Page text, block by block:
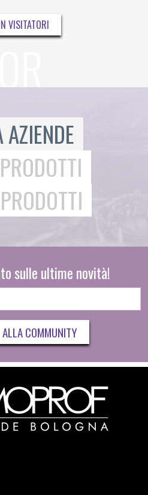
VISITATORI
AZIENDE
sulle ultime novità!
COMMUNITY